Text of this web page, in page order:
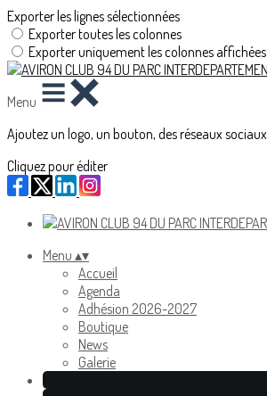
Exporter les lignes sélectionnées
Exporter toutes les colonnes
Exporter uniquement les colonnes affichées
Menu
Ajoutez un logo, un bouton, des réseaux sociaux
Cliquez pour éditer
Menu ▴▾
Accueil
Agenda
Adhésion 2026-2027
Boutique
News
Galerie